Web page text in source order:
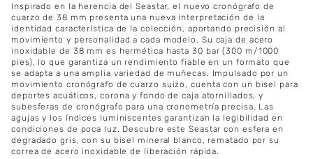
Inspirado en la herencia del Seastar, el nuevo cronógrafo de
cuarzo de 38 mm presenta una nueva interpretación de la
identidad característica de la colección, aportando precisión al
movimiento y personalidad a cada modelo. Su caja de acero
inoxidable de 38 mm es hermética hasta 30 bar (300 m/1000
pies), lo que garantiza un rendimiento fiable en un formato que
se adapta a una amplia variedad de muñecas. Impulsado por un
movimiento cronógrafo de cuarzo suizo, cuenta con un bisel para
deportes acuáticos, corona y fondo de caja atornillados, y
subesferas de cronógrafo para una cronometría precisa. Las
agujas y los índices luminiscentes garantizan la legibilidad en
condiciones de poca luz. Descubre este Seastar con esfera en
degradado gris, con su bisel mineral blanco, rematado por su
correa de acero inoxidable de liberación rápida.